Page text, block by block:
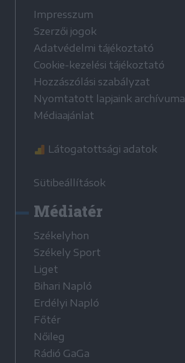
Impresszum
Szerzői jogok
Adatvédelmi tájékoztató
Cookie-kezelési tájékoztató
Hozzászólási szabályzat
Nyomtatott lapjaink archívuma
Médiaajánlat
Látogatottsági adatok
Sütibeállítások
Médiatér
Székelyhon
Székely Sport
Liget
Bihari Napló
Erdélyi Napló
Főtér
Nőileg
Rádió GaGa